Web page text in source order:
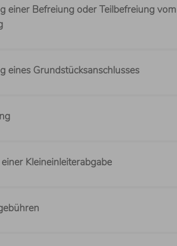
einer Befreiung oder Teilbefreiung vom
eines Grundstücksanschlusses
Kleineinleiterabgabe